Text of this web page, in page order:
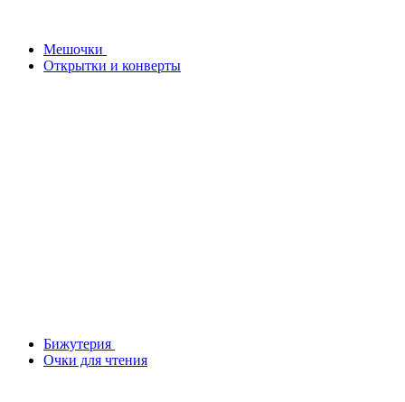
Мешочки
Открытки и конверты
Бижутерия
Очки для чтения